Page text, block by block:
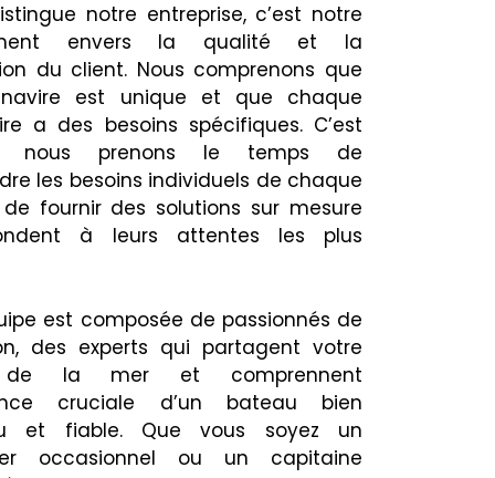
notre entreprise, c’est notre
envers la qualité et la
du client. Nous comprenons que
est unique et que chaque
a des besoins spécifiques. C’est
nous prenons le temps de
les besoins individuels de chaque
fournir des solutions sur mesure
à leurs attentes les plus
est composée de passionnés de
des experts qui partagent votre
de la mer et comprennent
cruciale d’un bateau bien
et fiable. Que vous soyez un
occasionnel ou un capitaine